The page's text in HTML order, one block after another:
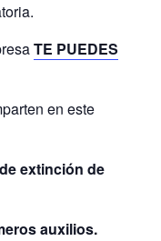
TE PUEDES
en este
extinción de
auxilios.